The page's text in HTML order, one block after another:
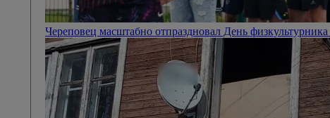
Череповец масштабно отпраздновал День физкультурника